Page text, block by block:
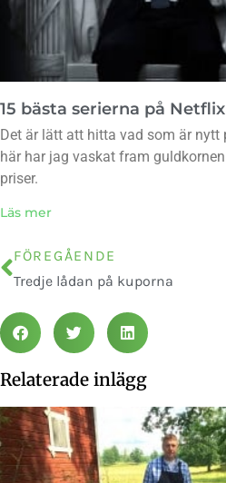
15 bästa serierna på
Det är lätt att hitta vad som är nytt
här har jag vaskat fram
priser.
Läs mer
FÖREGÅENDE
Tredje lådan på kuporna
Relaterade inlägg